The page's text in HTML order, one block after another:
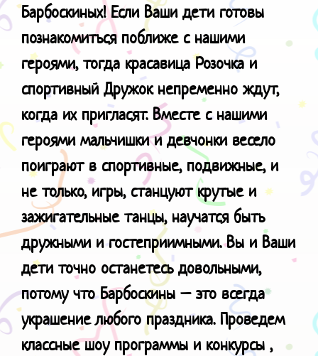
Барбоскиных! Если Ваши дети готовы
познакомиться поближе с нашими
героями, тогда красавица Розочка и
спортивный Дружок непременно ждут,
когда их пригласят. Вместе с нашими
героями мальчишки и девчонки весело
поиграют в спортивные, подвижные, и
не только, игры, станцуют крутые и
зажигательные танцы, научатся быть
дружными и гостеприимными. Вы и Ваши
дети точно останетесь довольными,
потому что Барбоскины – это всегда
украшение любого праздника. Проведем
классные шоу программы и конкурсы ,